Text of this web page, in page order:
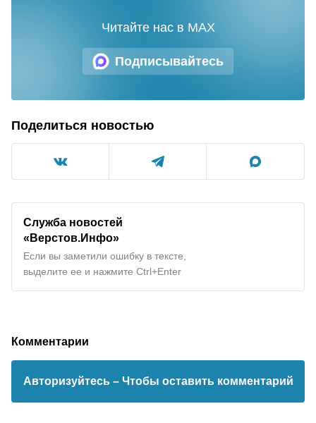
Подписывайтесь
Читайте нас в MAX
Поделиться новостью
Служба новостей
«Верстов.Инфо»
Если вы заметили ошибку в тексте,
выделите ее и нажмите Ctrl+Enter
Комментарии
Авторизуйтесь – Чтобы оставить комментарий